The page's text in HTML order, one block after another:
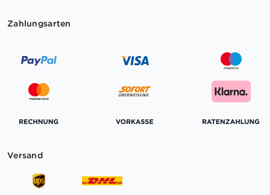
Zahlungsarten
Versand